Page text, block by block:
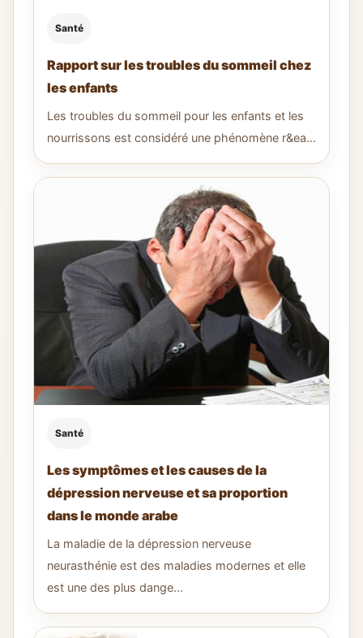
Santé
Rapport sur les troubles du sommeil chez
les enfants
Les troubles du sommeil pour les enfants et les
nourrissons est considéré une phénomène r&ea...
Santé
Les symptômes et les causes de la
dépression nerveuse et sa proportion
dans le monde arabe
La maladie de la dépression nerveuse
neurasthénie est des maladies modernes et elle
est une des plus dange...